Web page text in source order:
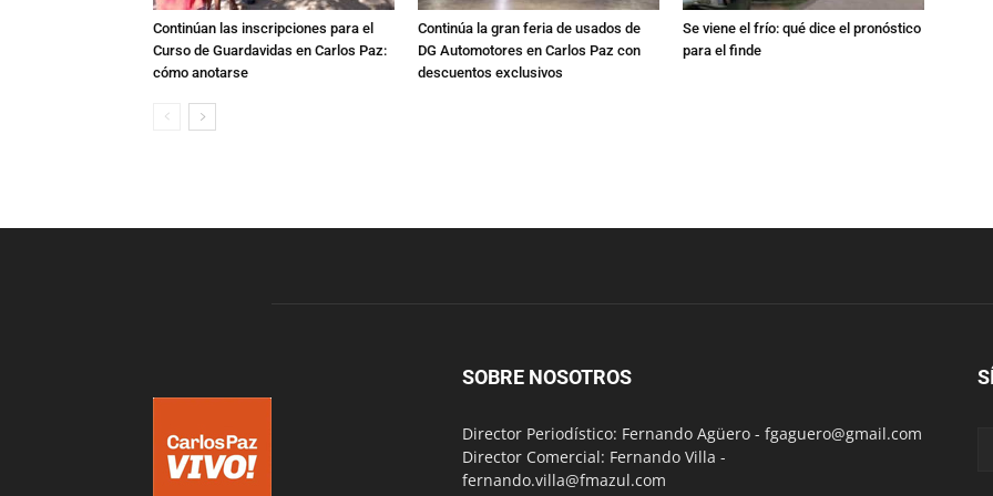
Continúan las inscripciones para el
Curso de Guardavidas en Carlos Paz:
cómo anotarse
Continúa la gran feria de usados de
DG Automotores en Carlos Paz con
descuentos exclusivos
Se viene el frío: qué dice el pronóstico
para el finde
SOBRE NOSOTROS
Director Periodístico: Fernando Agüero - fgaguero@gmail.com
Director Comercial: Fernando Villa -
fernando.villa@fmazul.com